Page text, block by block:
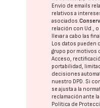
Envío de emails
relativos a
asociados.
relación con Ud., o
llevar a cabo las
Los datos pueden
grupo por motivos
Acceso,
portabilidad,
decisiones
nuestro DPD. Si
se ajusta a la
reclamación ante
Política de